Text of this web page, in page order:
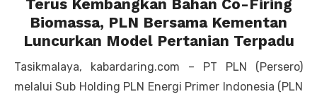
Terus Kembangkan Bahan Co-Firing
Biomassa, PLN Bersama Kementan
Luncurkan Model Pertanian Terpadu
Tasikmalaya, kabardaring.com – PT PLN (Persero)
melalui Sub Holding PLN Energi Primer Indonesia (PLN